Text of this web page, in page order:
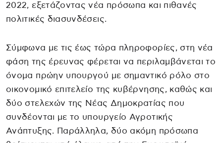
2022, εξετάζοντας νέα πρόσωπα και πιθανές
πολιτικές διασυνδέσεις.
Σύμφωνα με τις έως τώρα πληροφορίες, στη νέα
φάση της έρευνας φέρεται να περιλαμβάνεται το
όνομα πρώην υπουργού με σημαντικό ρόλο στο
οικονομικό επιτελείο της κυβέρνησης, καθώς και
δύο στελεχών της Νέας Δημοκρατίας που
συνδέονται με το υπουργείο Αγροτικής
Ανάπτυξης. Παράλληλα, δύο ακόμη πρόσωπα